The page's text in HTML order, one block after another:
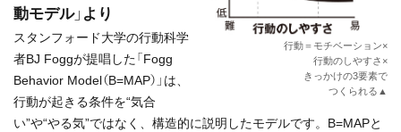
行動＝モチベーション×
行動のしやすさ×
きっかけの3要素で
つくられる▲
動モデル」より
スタンフォード大学の行動科学
者BJ Foggが提唱した「Fogg
Behavior Model（B=MAP）」は、
行動が起きる条件を“気合
い”や“やる気”ではなく、構造的に説明したモデルです。B=MAPと